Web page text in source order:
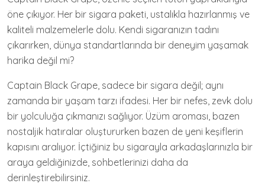
öne çıkıyor. Her bir sigara paketi, ustalıkla hazırlanmış ve
kaliteli malzemelerle dolu. Kendi sigaranızın tadını
çıkarırken, dünya standartlarında bir deneyim yaşamak
harika değil mi?
Captain Black Grape, sadece bir sigara değil; aynı
zamanda bir yaşam tarzı ifadesi. Her bir nefes, zevk dolu
bir yolculuğa çıkmanızı sağlıyor. Üzüm aroması, bazen
nostaljik hatıralar oluştururken bazen de yeni keşiflerin
kapısını aralıyor. İçtiğiniz bu sigarayla arkadaşlarınızla bir
araya geldiğinizde, sohbetlerinizi daha da
derinleştirebilirsiniz.